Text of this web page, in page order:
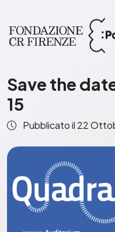
Save the
15
Pubblicato il 22